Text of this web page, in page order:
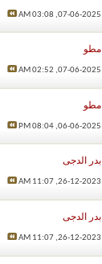
07-06-2025,
03:08 AM
مطو
07-06-2025,
02:52 AM
مطو
06-06-2025,
08:04 PM
بدر الدجى
26-12-2023,
11:07 AM
بدر الدجى
26-12-2023,
11:07 AM